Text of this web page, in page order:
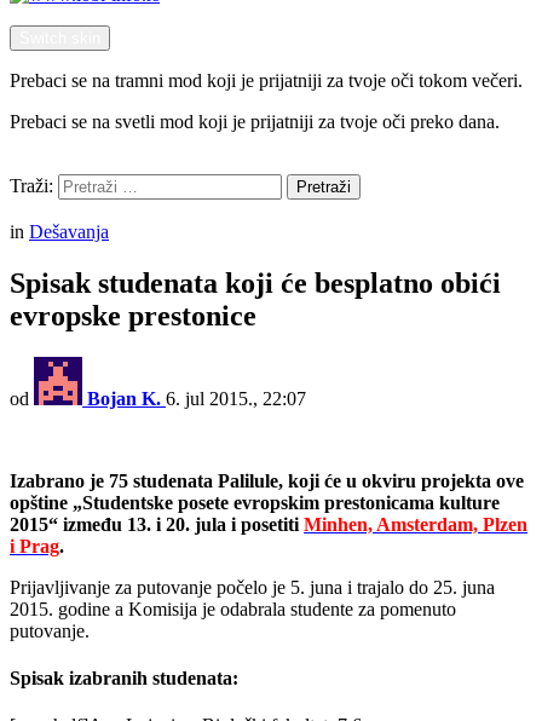
Prebaci se na tramni mod koji je prijatniji za tvoje oči tokom večeri.
Prebaci se na svetli mod koji je prijatniji za tvoje oči preko dana.
Traži:
Pretraži
in Dešavanja
Spisak studenata koji će besplatno obići
evropske prestonice
od Bojan K. 6. jul 2015., 22:07
Izabrano je 75 studenata Palilule, koji će u okviru projekta ove
opštine „Studentske posete evropskim prestonicama kulture
2015“ između 13. i 20. jula i posetiti Minhen, Amsterdam, Plzen
i Prag.
Prijavljivanje za putovanje počelo je 5. juna i trajalo do 25. juna
2015. godine a Komisija je odabrala studente za pomenuto
putovanje.
Spisak izabranih studenata: